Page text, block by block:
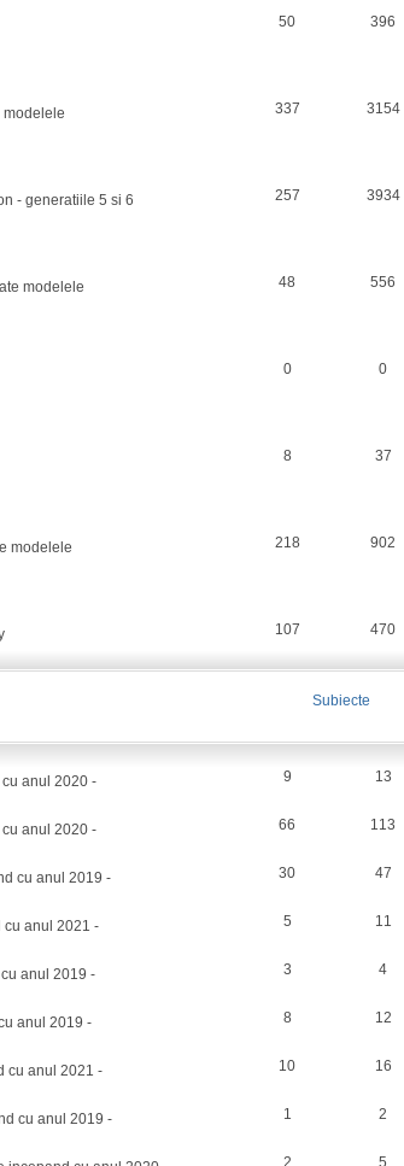
50 396
modelele
337 3154
- generatiile 5 si 6
257 3934
modelele
48 556
0 0
8 37
modelele
218 902
107 470
Subiecte
anul 2020 -
9 13
anul 2020 -
66 113
cu anul 2019 -
30 47
cu anul 2021 -
5 11
anul 2019 -
3 4
anul 2019 -
8 12
cu anul 2021 -
10 16
cu anul 2019 -
1 2
2 5